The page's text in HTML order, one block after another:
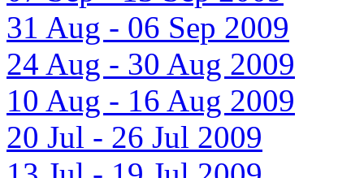
31 Aug - 06 Sep 2009
24 Aug - 30 Aug 2009
10 Aug - 16 Aug 2009
20 Jul - 26 Jul 2009